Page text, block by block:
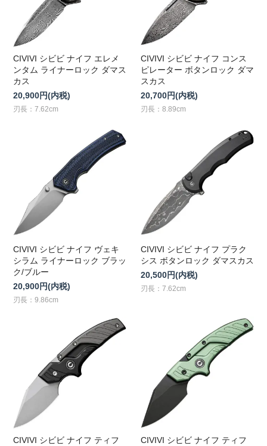
CIVIVI シビビ ナイフ エレメ
ンタム ライナーロック ダマス
カス
20,900円(内税)
刃長：7.62cm
CIVIVI シビビ ナイフ コンス
ピレーター ボタンロック ダマ
スカス
20,700円(内税)
刃長：8.89cm
CIVIVI シビビ ナイフ ヴェキ
シラム ライナーロック ブラッ
ク/ブルー
20,900円(内税)
刃長：9.86cm
CIVIVI シビビ ナイフ プラク
シス ボタンロック ダマスカス
20,500円(内税)
刃長：7.62cm
CIVIVI シビビ ナイフ ティフ CIVIVI シビビ ナイフ ティフ